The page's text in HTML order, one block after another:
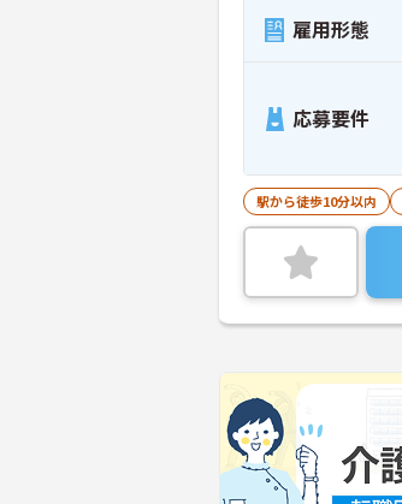
雇用形態
応募要件
駅から徒歩10分以内